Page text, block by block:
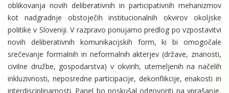
oblikovanja novih deliberativnih in participativnih mehanizmov
kot nadgradnje obstoječih institucionalnih okvirov okoljske
politike v Sloveniji. V razpravo ponujamo predlog po vzpostavitvi
novih deliberativnih komunikacijskih form, ki bi omogočale
srečevanje formalnih in neformalnih akterjev (države, znanosti,
civilne družbe, gospodarstva) v okvirih, utemeljenih na načelih
inkluzivnosti, neposredne participacije, dekonflikcije, enakosti in
interdisciplinarnosti. Panel bo poskušal odgovoriti na vprašanje,